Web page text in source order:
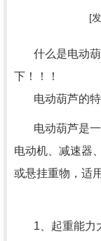
[
什么是电动葫
下！！！
电动葫芦的特
电动葫芦是
电动机、减速器
或悬挂重物，适
1、起重能力大